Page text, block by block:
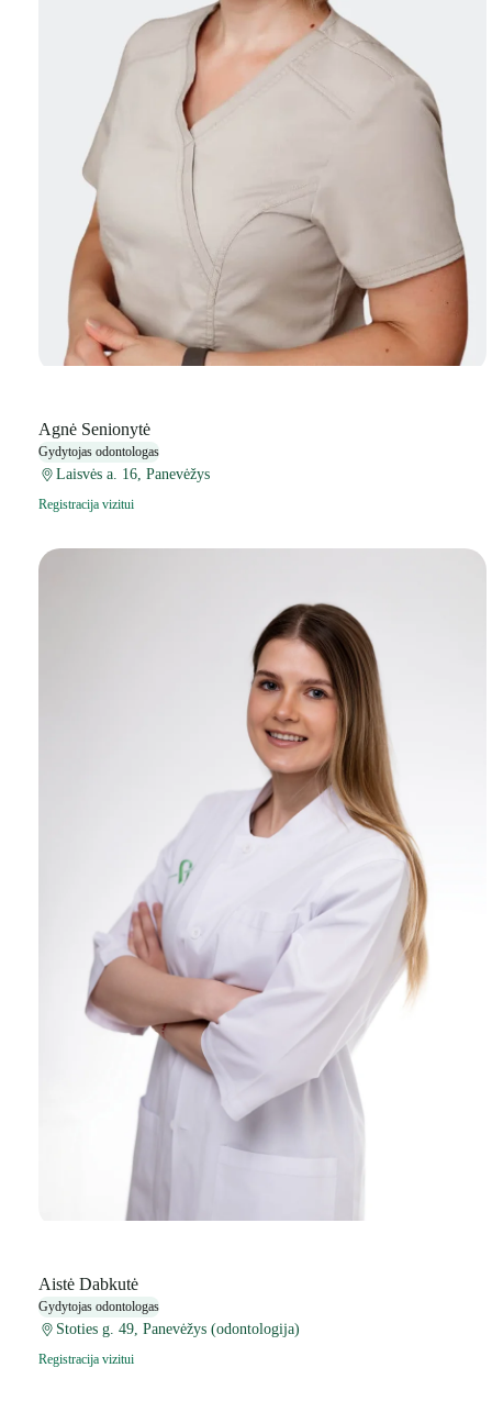
Agnė Senionytė
Gydytojas odontologas
Laisvės a. 16, Panevėžys
Registracija vizitui
Aistė Dabkutė
Gydytojas odontologas
Stoties g. 49, Panevėžys (odontologija)
Registracija vizitui